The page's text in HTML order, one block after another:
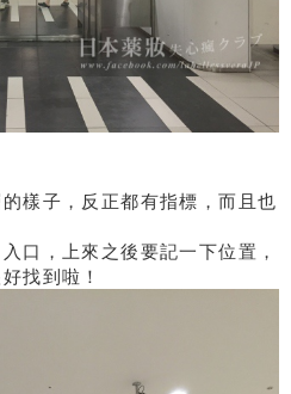
樣子，反正都有指標，而且也
口，上來之後要記一下位置，
找到啦！